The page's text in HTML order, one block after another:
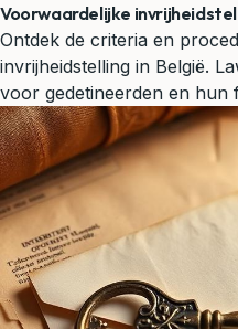
Voorwaardelijke
Ontdek de criteria en
invrijheidstelling in België.
voor gedetineerden en hun